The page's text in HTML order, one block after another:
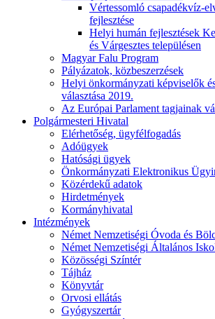
Vértessomló csapadékvíz-
fejlesztése
Helyi humán fejlesztések
és Várgesztes településen
Magyar Falu Program
Pályázatok, közbeszerzések
Helyi önkormányzati képviselők
választása 2019.
Az Európai Parlament tagjainak
Polgármesteri Hivatal
Elérhetőség, ügyfélfogadás
Adóügyek
Hatósági ügyek
Önkormányzati Elektronikus
Közérdekű adatok
Hirdetmények
Kormányhivatal
Intézmények
Német Nemzetiségi Óvoda és
Német Nemzetiségi Általános
Közösségi Színtér
Tájház
Könyvtár
Orvosi ellátás
Gyógyszertár